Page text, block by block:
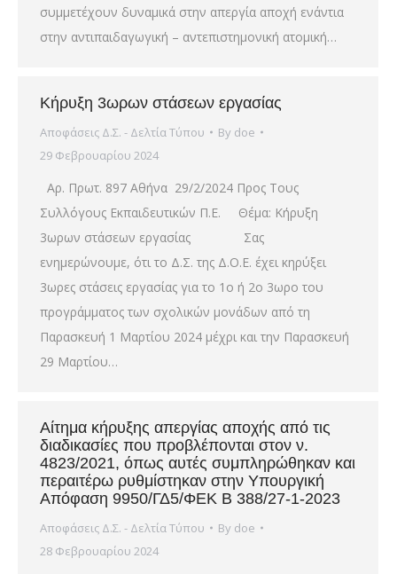
συμμετέχουν δυναμικά στην απεργία αποχή ενάντια
στην αντιπαιδαγωγική – αντεπιστημονική ατομική…
Κήρυξη 3ωρων στάσεων εργασίας
Αποφάσεις Δ.Σ. - Δελτία Τύπου By doe
29 Φεβρουαρίου 2024
Αρ. Πρωτ. 897 Αθήνα 29/2/2024 Προς Τους
Συλλόγους Εκπαιδευτικών Π.Ε. Θέμα: Κήρυξη
3ωρων στάσεων εργασίας Σας
ενημερώνουμε, ότι το Δ.Σ. της Δ.Ο.Ε. έχει κηρύξει
3ωρες στάσεις εργασίας για το 1ο ή 2ο 3ωρο του
προγράμματος των σχολικών μονάδων από τη
Παρασκευή 1 Μαρτίου 2024 μέχρι και την Παρασκευή
29 Μαρτίου…
Αίτημα κήρυξης απεργίας αποχής από τις
διαδικασίες που προβλέπονται στον ν.
4823/2021, όπως αυτές συμπληρώθηκαν και
περαιτέρω ρυθμίστηκαν στην Υπουργική
Απόφαση 9950/ΓΔ5/ΦΕΚ Β 388/27-1-2023
Αποφάσεις Δ.Σ. - Δελτία Τύπου By doe
28 Φεβρουαρίου 2024